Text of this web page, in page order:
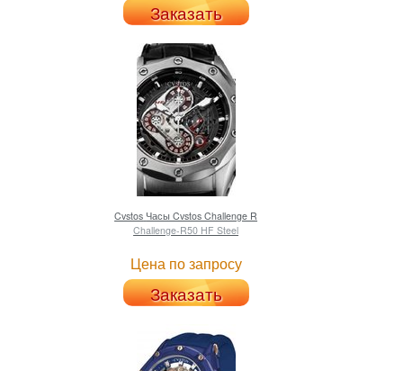
Заказать
Cvstos Часы Cvstos Challenge R
Challenge-R50 HF Steel
Цена по запросу
Заказать